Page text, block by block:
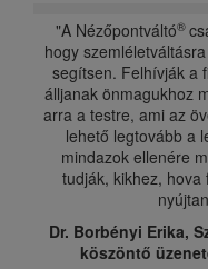
"A Nézőpontváltó®
hogy
segítsen. Felhívják a
álljanak önmagukhoz
arra a testre, ami az
lehető legtovább a
mindazok ellenére
tudják, kikhez,
Dr. Borbényi Erika,
köszöntő